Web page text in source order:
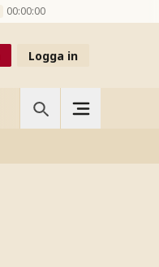
00:00:00
Logga in